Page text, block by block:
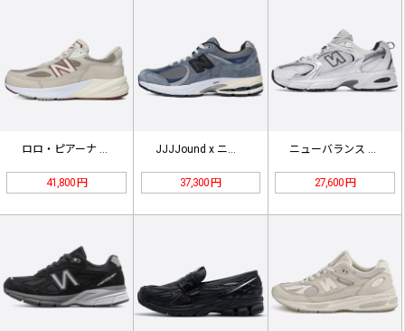
ロロ・ピアーナ × ニューバランス …
41,800 円
JJJJound x ニューバランス…
37,300 円
ニューバランス スニーカー MR53…
27,600 円